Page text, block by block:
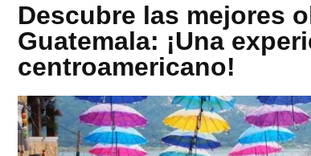
Descubre las mejores
Guatemala: ¡Una
centroamericano!